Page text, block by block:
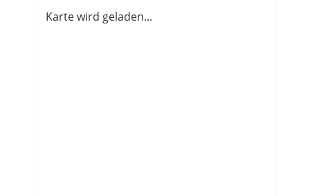
Karte wird geladen...